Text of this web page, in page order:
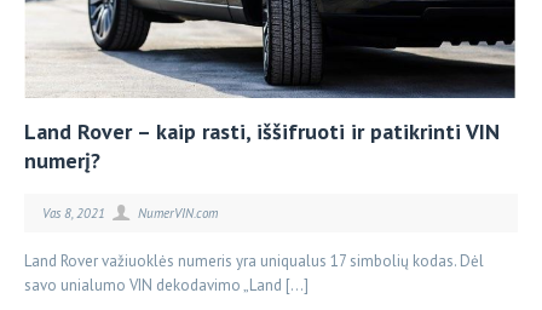
Land Rover – kaip rasti, iššifruoti ir patikrinti VIN
numerį?
Vas 8, 2021 NumerVIN.com
Land Rover važiuoklės numeris yra uniqualus 17 simbolių kodas. Dėl
savo unialumo VIN dekodavimo „Land […]